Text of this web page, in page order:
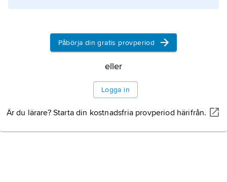
Påbörja din gratis provperiod
eller
Logga in
Är du lärare? Starta din kostnadsfria provperiod härifrån.